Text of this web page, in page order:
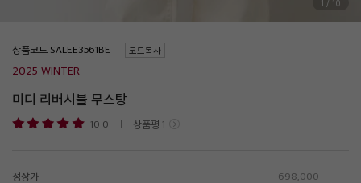
1 / 10
상품코드 코드복사
2025 WINTER
미디 리버시블 무스탕
10.0 상품평 1
정상가 698,000